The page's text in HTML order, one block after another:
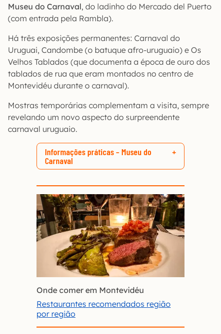
Museu do Carnaval, do ladinho do Mercado del Puerto
(com entrada pela Rambla).
Há três exposições permanentes: Carnaval do
Uruguai, Candombe (o batuque afro-uruguaio) e Os
Velhos Tablados (que documenta a época de ouro dos
tablados de rua que eram montados no centro de
Montevidéu durante o carnaval).
Mostras temporárias complementam a visita, sempre
revelando um novo aspecto do surpreendente
carnaval uruguaio.
Informações práticas – Museu do
Carnaval
Onde comer em Montevidéu
Restaurantes recomendados região
por região